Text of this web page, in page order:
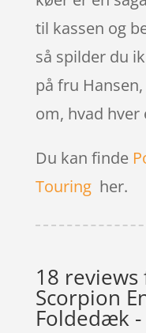
til kassen og
så spilder du
på fru
om, hvad
Du kan finde
Touringher.
18
Scorpion
Foldedæk -